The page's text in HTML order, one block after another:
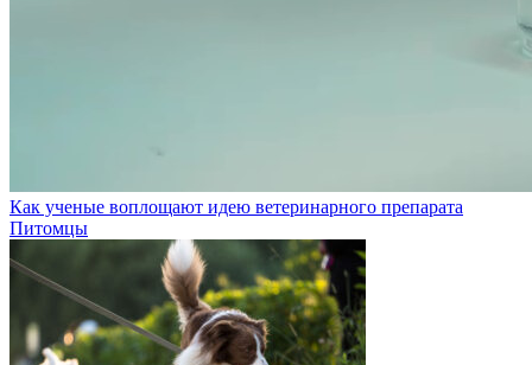
Как ученые воплощают идею ветеринарного препарата
Питомцы